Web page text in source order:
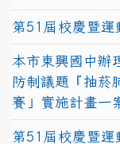
第51屆校慶暨運
本市東興國中辦
防制議題『抽菸
賽」實施計畫一
第51屆校慶暨運